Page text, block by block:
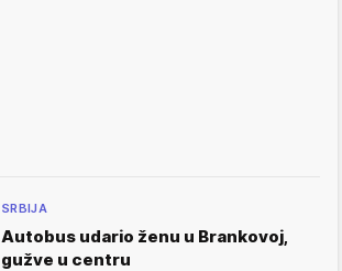
SRBIJA
Autobus udario ženu u Brankovoj,
gužve u centru